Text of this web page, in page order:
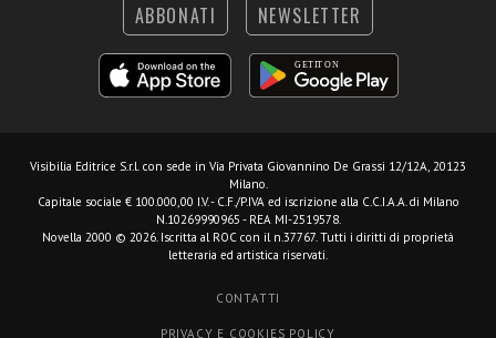
ABBONATI NEWSLETTER
Visibilia Editrice S.r.l. con sede in Via Privata Giovannino De Grassi 12/12A, 20123
Milano.
Capitale sociale € 100.000,00 I.V. - C.F./P.IVA ed iscrizione alla C.C.I.A.A. di Milano
N.10269990965 - REA MI-2519578.
Novella 2000 © 2026. Iscritta al ROC con il n.37767. Tutti i diritti di proprietà
letteraria ed artistica riservati.
CONTATTI
PRIVACY E COOKIES POLICY